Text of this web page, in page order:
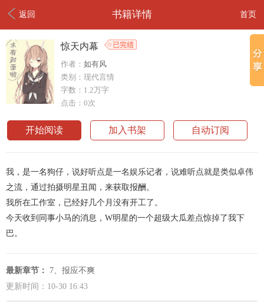
返回 书籍详情 首页
惊天内幕
作者： 如有风
类别：现代言情
字数：1.2万字
点击：0次
开始阅读 加入书架 自动订阅
我，是一名狗仔，说好听点是一名娱乐记者，说难听点就是类似卓伟
之流，通过拍摄明星丑闻，来获取报酬。
我所在工作室，已经好几个月没有开工了。
今天收到同事小马的消息，W明星的一个超级大瓜差点惊掉了我下
巴。
最新章节：
7、报应不爽
更新时间：10-30 16:43